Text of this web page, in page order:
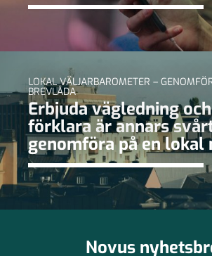
LOKAL VÄLJARBAROMETER –
BREVLÅDA
Erbjuda vägledning
förklara är annars
genomföra på en lokal
Novus